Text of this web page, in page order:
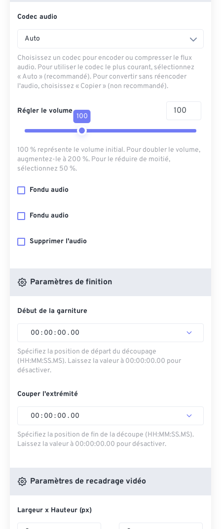
Codec audio
Auto
Choisissez un codec pour encoder ou compresser le flux
audio. Pour utiliser le codec le plus courant, sélectionnez
« Auto » (recommandé). Pour convertir sans réencoder
l'audio, choisissez « Copier » (non recommandé).
Régler le volume
100
100 % représente le volume initial. Pour doubler le volume,
augmentez-le à 200 %. Pour le réduire de moitié,
sélectionnez 50 %.
Fondu audio
Fondu audio
Supprimer l'audio
Paramètres de finition
Début de la garniture
00 : 00 : 00 . 00
Spécifiez la position de départ du découpage
(HH:MM:SS.MS). Laissez la valeur à 00:00:00.00 pour
désactiver.
Couper l'extrémité
00 : 00 : 00 . 00
Spécifiez la position de fin de la découpe (HH:MM:SS.MS).
Laissez la valeur à 00:00:00.00 pour désactiver.
Paramètres de recadrage vidéo
Largeur x Hauteur (px)